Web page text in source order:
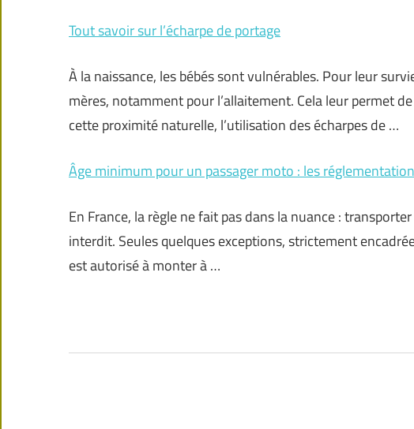
Tout savoir sur l’écharpe de portage
À la naissance, les bébés sont vulnérables. Pour leur
mères, notamment pour l’allaitement. Cela leur permet
cette proximité naturelle, l’utilisation des écharpes de …
Âge minimum pour un passager moto : les
En France, la règle ne fait pas dans la nuance :
interdit. Seules quelques exceptions, strictement
est autorisé à monter à …